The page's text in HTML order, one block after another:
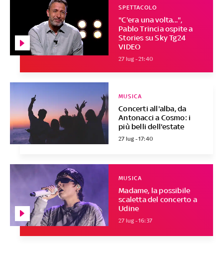
"C'era una volta...",
Pablo Trincia ospite a
Stories su Sky Tg24
VIDEO
SPETTACOLO
27 lug - 21:40
Concerti all'alba, da
Antonacci a Cosmo: i
più belli dell'estate
MUSICA
27 lug - 17:40
Madame, la possibile
scaletta del concerto a
Udine
MUSICA
27 lug - 16:37